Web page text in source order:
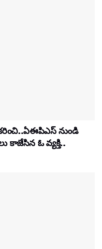
నుండి
కాజేసిన ఓ వ్యక్తి..